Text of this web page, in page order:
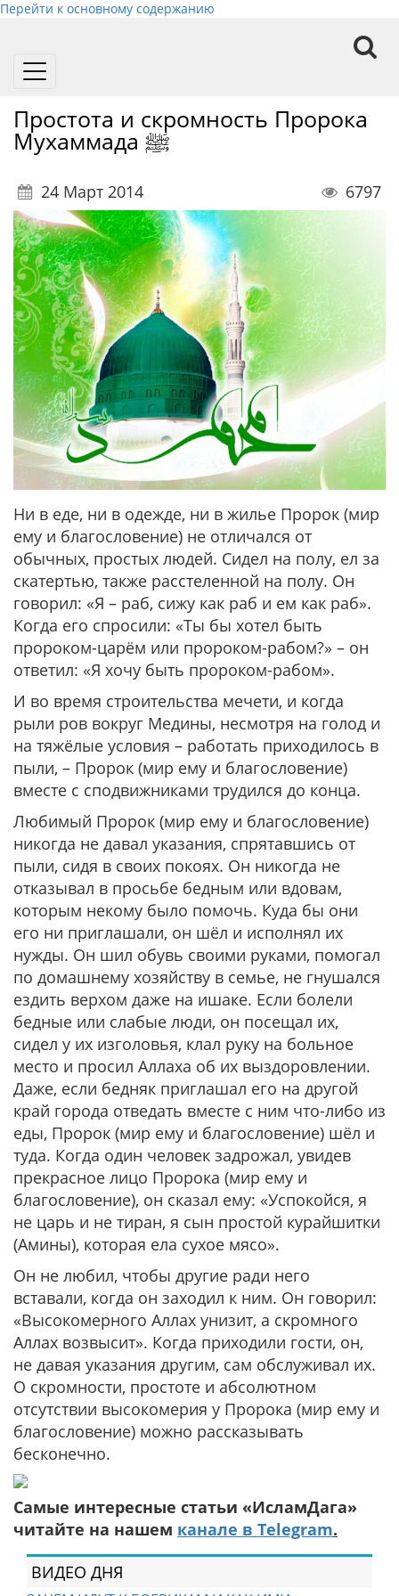
Перейти к основному содержанию
Toggle
Простота и скромность Пророка
Мухаммада ﷺ
24 Март 2014 6797
Ни в еде, ни в одежде, ни в жилье Пророк (мир
ему и благословение) не отличался от
обычных, простых людей. Сидел на полу, ел за
скатертью, также расстеленной на полу. Он
говорил: «Я – раб, сижу как раб и ем как раб».
Когда его спросили: «Ты бы хотел быть
пророком-царём или пророком-рабом?» – он
ответил: «Я хочу быть пророком-рабом».
И во время строительства мечети, и когда
рыли ров вокруг Медины, несмотря на голод и
на тяжёлые условия – работать приходилось в
пыли, – Пророк (мир ему и благословение)
вместе с сподвижниками трудился до конца.
Любимый Пророк (мир ему и благословение)
никогда не давал указания, спрятавшись от
пыли, сидя в своих покоях. Он никогда не
отказывал в просьбе бедным или вдовам,
которым некому было помочь. Куда бы они
его ни приглашали, он шёл и исполнял их
нужды. Он шил обувь своими руками, помогал
по домашнему хозяйству в семье, не гнушался
ездить верхом даже на ишаке. Если болели
бедные или слабые люди, он посещал их,
сидел у их изголовья, клал руку на больное
место и просил Аллаха об их выздоровлении.
Даже, если бедняк приглашал его на другой
край города отведать вместе с ним что-либо из
еды, Пророк (мир ему и благословение) шёл и
туда. Когда один человек задрожал, увидев
прекрасное лицо Пророка (мир ему и
благословение), он сказал ему: «Успокойся, я
не царь и не тиран, я сын простой курайшитки
(Амины), которая ела сухое мясо».
Он не любил, чтобы другие ради него
вставали, когда он заходил к ним. Он говорил:
«Высокомерного Аллах унизит, а скромного
Аллах возвысит». Когда приходили гости, он,
не давая указания другим, сам обслуживал их.
О скромности, простоте и абсолютном
отсутствии высокомерия у Пророка (мир ему и
благословение) можно рассказывать
бесконечно.
Самые интересные статьи «ИсламДага»
читайте на нашем канале в Telegram.
ВИДЕО ДНЯ